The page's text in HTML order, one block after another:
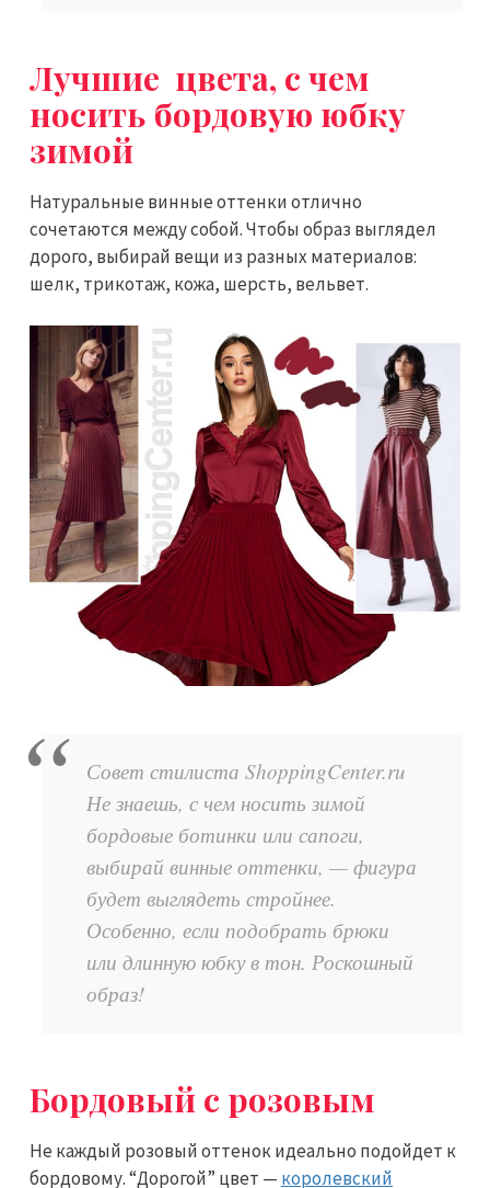
Лучшие цвета, с чем
носить бордовую юбку
зимой
Натуральные винные оттенки отлично
сочетаются между собой. Чтобы образ выглядел
дорого, выбирай вещи из разных материалов:
шелк, трикотаж, кожа, шерсть, вельвет.
Совет стилиста ShoppingCenter.ru
Не знаешь, с чем носить зимой
бордовые ботинки или сапоги,
выбирай винные оттенки, — фигура
будет выглядеть стройнее.
Особенно, если подобрать брюки
или длинную юбку в тон. Роскошный
образ!
Бордовый с розовым
Не каждый розовый оттенок идеально подойдет к
бордовому. “Дорогой” цвет — королевский